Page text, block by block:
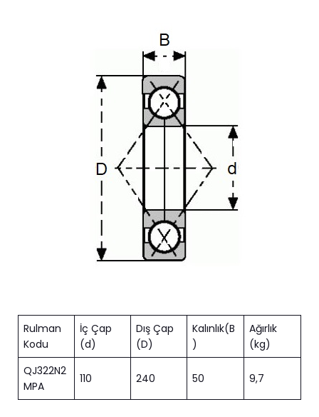
Rulman
Kodu
İç Çap
(d)
Dış Çap
(D)
Kalınlık(B
)
Ağırlık
(kg)
QJ322N2
MPA
110 240 50 9,7